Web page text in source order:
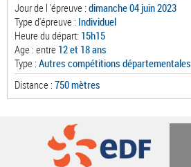
Jour de l 'épreuve : dimanche 04 juin 2023
Type d'épreuve : Individuel
Heure du départ: 15h15
Age : entre 12 et 18 ans
Type : Autres compétitions départementales
Distance : 750 mètres